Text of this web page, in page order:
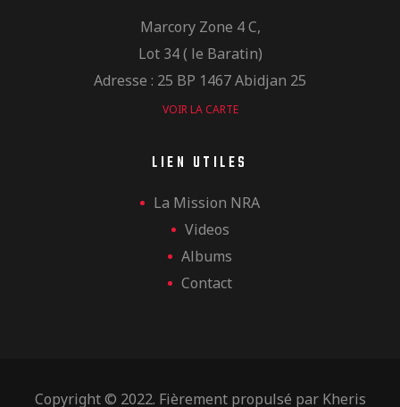
Marcory Zone 4 C,
Lot 34 ( le Baratin)
Adresse : 25 BP 1467 Abidjan 25
VOIR LA CARTE
LIEN UTILES
La Mission NRA
Videos
Albums
Contact
Copyright © 2022. Fièrement propulsé par Kheris